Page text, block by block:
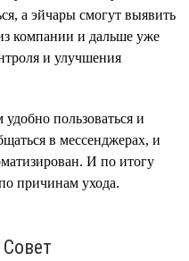
а эйчары смогут выявить
компании и дальше уже
и улучшения
пользоваться и
в мессенджерах, и
И по итогу
причинам ухода.
Совет